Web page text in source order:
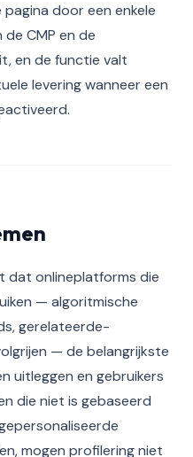
door een enkele
CMP en de
en de functie valt
levering wanneer een
dat onlineplatforms die
— algoritmische
gerelateerde-
— de belangrijkste
uitleggen en gebruikers
die niet is gebaseerd
mogen profilering niet